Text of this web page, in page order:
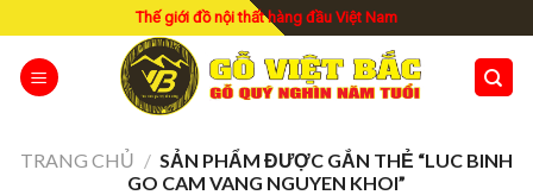
to
content
Thế giới đồ nội thất hàng đầu Việt Nam
TRANG CHỦ / SẢN PHẨM ĐƯỢC GẮN THẺ “LUC BINH
GO CAM VANG NGUYEN KHOI”